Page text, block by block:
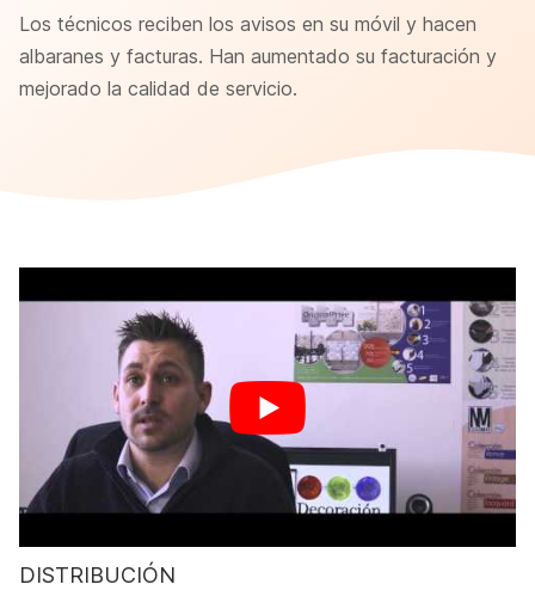
Los técnicos reciben los avisos en su móvil y hacen
albaranes y facturas. Han aumentado su facturación y
mejorado la calidad de servicio.
DISTRIBUCIÓN